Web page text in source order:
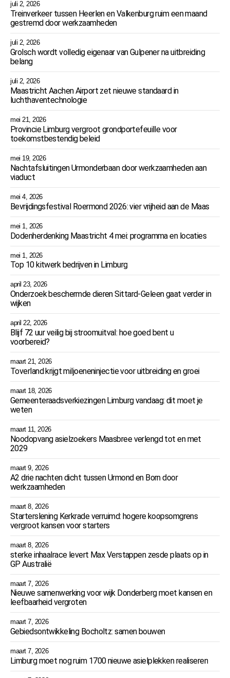
juli 2, 2026
Treinverkeer tussen Heerlen en Valkenburg ruim een maand
gestremd door werkzaamheden
juli 2, 2026
Grolsch wordt volledig eigenaar van Gulpener na uitbreiding
belang
juli 2, 2026
Maastricht Aachen Airport zet nieuwe standaard in
luchthaventechnologie
mei 21, 2026
Provincie Limburg vergroot grondportefeuille voor
toekomstbestendig beleid
mei 19, 2026
Nachtafsluitingen Urmonderbaan door werkzaamheden aan
viaduct
mei 4, 2026
Bevrijdingsfestival Roermond 2026: vier vrijheid aan de Maas
mei 1, 2026
Dodenherdenking Maastricht 4 mei: programma en locaties
mei 1, 2026
Top 10 kitwerk bedrijven in Limburg
april 23, 2026
Onderzoek beschermde dieren Sittard-Geleen gaat verder in
wijken
april 22, 2026
Blijf 72 uur veilig bij stroomuitval: hoe goed bent u
voorbereid?
maart 21, 2026
Toverland krijgt miljoeneninjectie voor uitbreiding en groei
maart 18, 2026
Gemeenteraadsverkiezingen Limburg vandaag: dit moet je
weten
maart 11, 2026
Noodopvang asielzoekers Maasbree verlengd tot en met
2029
maart 9, 2026
A2 drie nachten dicht tussen Urmond en Born door
werkzaamheden
maart 8, 2026
Starterslening Kerkrade verruimd: hogere koopsomgrens
vergroot kansen voor starters
maart 8, 2026
sterke inhaalrace levert Max Verstappen zesde plaats op in
GP Australië
maart 7, 2026
Nieuwe samenwerking voor wijk Donderberg moet kansen en
leefbaarheid vergroten
maart 7, 2026
Gebiedsontwikkeling Bocholtz: samen bouwen
maart 7, 2026
Limburg moet nog ruim 1700 nieuwe asielplekken realiseren